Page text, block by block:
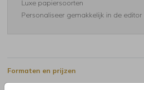
Luxe papiersoorten
Personaliseer gemakkelijk in de editor
Formaten en prijzen